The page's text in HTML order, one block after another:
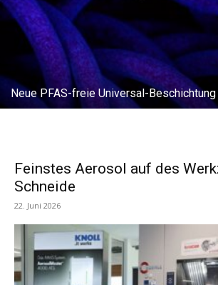
Neue PFAS-freie Universal-Beschichtung
Feinstes Aerosol auf des
Schneide
22. Juni 2026